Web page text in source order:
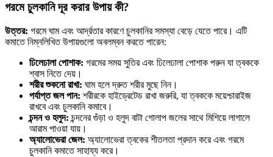
গরমে চুলকানি দূর করার উপায় কী?
উত্তর: গরমে ঘাম এবং আর্দ্রতার কারণে চুলকানির সমস্যা বেড়ে যেতে পারে। এটি
কমাতে নিম্নলিখিত উপায়গুলো অবলম্বন করতে পারেন:
ঢিলেঢালা পোশাক: গরমের সময় সুতির এবং ঢিলেঢালা পোশাক পরুন যা ত্বককে
শ্বাস নিতে দেয়।
শরীর শুকনো রাখা: ঘাম হলে দ্রুত শরীর মুছে নিন।
পর্যাপ্ত জল পান: শরীরকে হাইড্রেটেড রাখা জরুরি, যা ত্বককে ময়েশ্চারাইজ
রাখবে এবং চুলকানি কমাবে।
চন্দন ও হলুদ: চন্দনের গুঁড়া ও হলুদ বাটা গোলাপ জলের সাথে মিশিয়ে লাগালে
আরাম পাওয়া যায়।
অ্যালোভেরা জেল: অ্যালোভেরা ত্বকের শীতলতা প্রদান করে এবং গরমে
চুলকানি কমাতে সাহায্য করে।